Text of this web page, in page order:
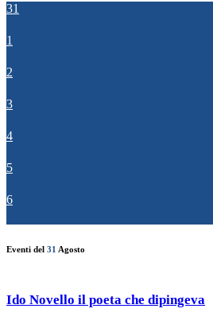
31
1
2
3
4
5
6
Eventi del 31 Agosto
Ido Novello il poeta che dipingeva